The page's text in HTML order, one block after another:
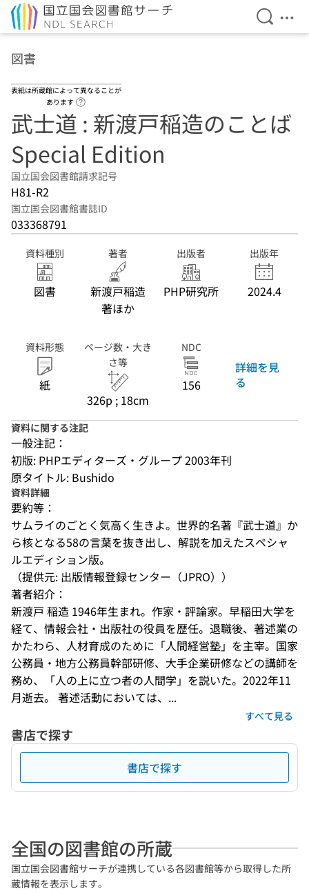
検索を
メ
図書
表紙は所蔵館によって異なることが
あります
武士道 : 新渡戸稲造のことば
Special Edition
国立国会図書館請求記号
H81-R2
国立国会図書館書誌ID
033368791
資料種別
図書
著者
新渡戸稲造
著ほか
出版者
PHP研究所
出版年
2024.4
資料形態
紙
ページ数・大き
さ等
326p ; 18cm
NDC
156
詳細を見
る
資料に関する注記
一般注記：
初版: PHPエディターズ・グループ 2003年刊
原タイトル: Bushido
資料詳細
要約等：
サムライのごとく気高く生きよ。世界的名著『武士道』か
ら核となる58の言葉を抜き出し、解説を加えたスペシャ
ルエディション版。
（提供元: 出版情報登録センター（JPRO））
著者紹介：
新渡戸 稲造 1946年生まれ。作家・評論家。早稲田大学を
経て、情報会社・出版社の役員を歴任。退職後、著述業の
かたわら、人材育成のために「人間経営塾」を主宰。国家
公務員・地方公務員幹部研修、大手企業研修などの講師を
務め、「人の上に立つ者の人間学」を説いた。2022年11
月逝去。 著述活動においては、...
すべて見る
書店で探す
書店で探す
全国の図書館の所蔵
国立国会図書館サーチが連携している各図書館等から取得した所
蔵情報を表示します。